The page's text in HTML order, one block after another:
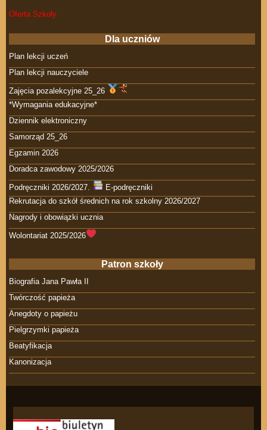
Oferta Szkoły
Dla uczniów
Plan lekcji uczeń
Plan lekcji nauczyciele
Zajęcia pozalekcyjne 25_26
*Wymagania edukacyjne*
Dziennik elektroniczny
Samorząd 25_26
Egzamin 2026
Doradca zawodowy 2025/2026
Podręczniki 2026/2027.
E-podręczniki
Rekrutacja do szkół średnich na rok szkolny 2026/2027
Nagrody i obowiązki ucznia
Wolontariat 2025/2026
Patron szkoły
Biografia Jana Pawła II
Twórczość papieża
Anegdoty o papieżu
Pielgrzymki papieża
Beatyfikacja
Kanonizacja